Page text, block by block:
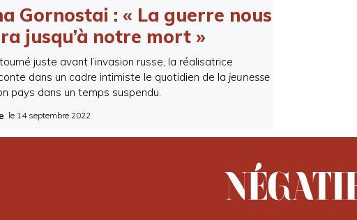
Gornostai : « La guerre nous
jusqu’à notre mort »
juste avant l’invasion russe, la réalisatrice
dans un cadre intimiste le quotidien de la jeunesse
pays dans un temps suspendu.
le 14 septembre 2022